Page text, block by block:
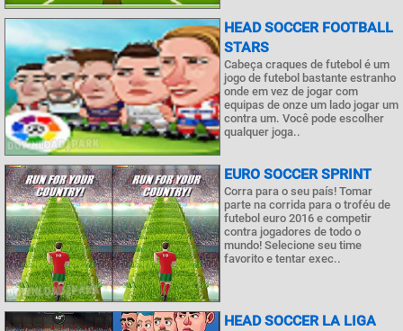
HEAD SOCCER FOOTBALL
STARS
Cabeça craques de futebol é um
jogo de futebol bastante estranho
onde em vez de jogar com
equipas de onze um lado jogar um
contra um. Você pode escolher
qualquer joga..
EURO SOCCER SPRINT
Corra para o seu país! Tomar
parte na corrida para o troféu de
futebol euro 2016 e competir
contra jogadores de todo o
mundo! Selecione seu time
favorito e tentar exec..
HEAD SOCCER LA LIGA